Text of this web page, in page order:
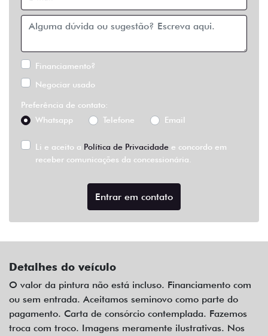
Financiamento?
Negociar usado
Preferência de contato:
Whatsapp
Telefone Email
Li e aceito a Política de Privacidade e concordo em
receber comunicações da concessionária.
Entrar em contato
Detalhes do veículo
O valor da pintura não está incluso. Financiamento com
ou sem entrada. Aceitamos seminovo como parte do
pagamento. Carta de consórcio contemplada. Fazemos
troca com troco. Imagens meramente ilustrativas. Nos